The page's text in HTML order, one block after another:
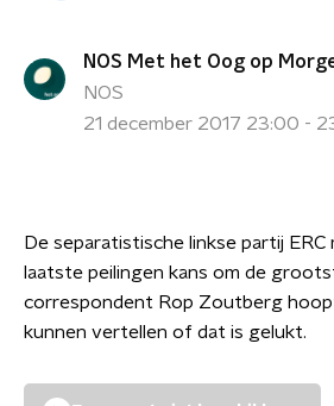
NOS Met het Oog op
NOS
21 december 2017 23:00 -
De separatistische linkse partij
laatste peilingen kans om de
correspondent Rop Zoutberg
kunnen vertellen of dat is gelukt.